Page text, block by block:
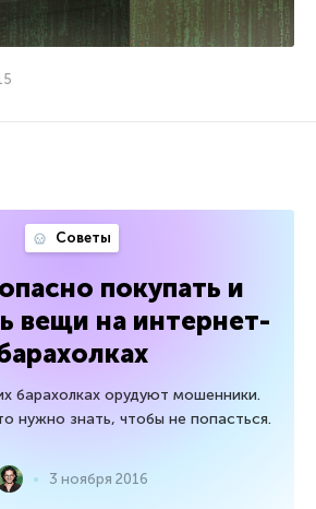
Советы
покупать и
вещи на интернет-
барахолках орудуют мошенники.
нужно знать, чтобы не попасться.
3 ноября 2016